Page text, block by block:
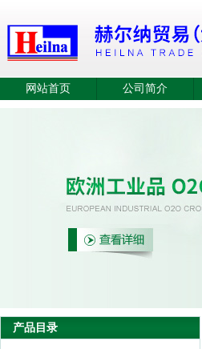
网站首页 公司简介
产品目录